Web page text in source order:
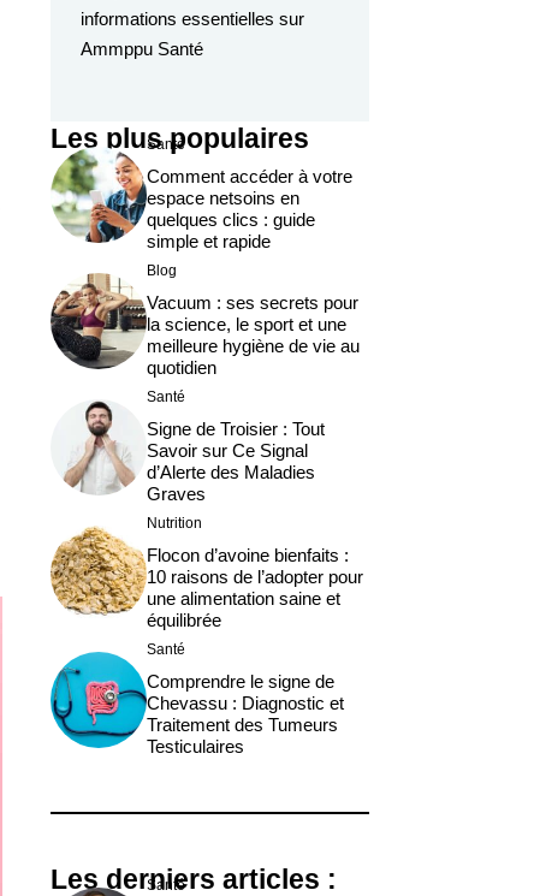
informations essentielles sur
Ammppu Santé
Les plus populaires
Santé
Comment accéder à votre
espace netsoins en
quelques clics : guide
simple et rapide
Blog
Vacuum : ses secrets pour
la science, le sport et une
meilleure hygiène de vie au
quotidien
Santé
Signe de Troisier : Tout
Savoir sur Ce Signal
d’Alerte des Maladies
Graves
Nutrition
Flocon d’avoine bienfaits :
10 raisons de l’adopter pour
une alimentation saine et
équilibrée
Santé
Comprendre le signe de
Chevassu : Diagnostic et
Traitement des Tumeurs
Testiculaires
Les derniers articles :
Santé